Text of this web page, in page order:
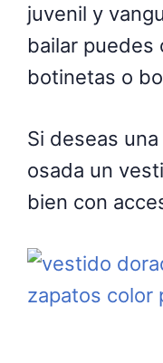
juvenil y
bailar puedes
botinetas o
Si deseas
osada un
bien con